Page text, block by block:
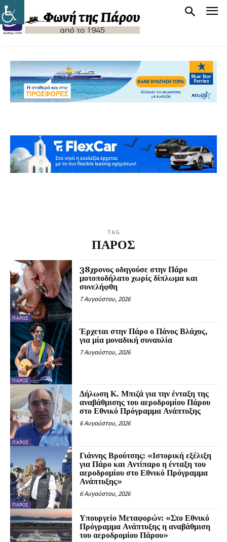
TAG
ΠΑΡΟΣ
ΠΆΡΟΣ
38χρονος οδηγούσε στην Πάρο
μοτοποδήλατο χωρίς δίπλωμα και
συνελήφθη
7 Αυγούστου, 2026
ΠΆΡΟΣ
Έρχεται στην Πάρο ο Πάνος Βλάχος,
για μία μοναδική συναυλία
7 Αυγούστου, 2026
ΠΆΡΟΣ
Δήλωση Κ. Μπιζά για την ένταξη της
αναβάθμισης του αεροδρομίου Πάρου
στο Εθνικό Πρόγραμμα Ανάπτυξης
6 Αυγούστου, 2026
ΠΆΡΟΣ
Γιάννης Βρούτσης: «Ιστορική εξέλιξη
για Πάρο και Αντίπαρο η ένταξη του
αεροδρομίου στο Εθνικό Πρόγραμμα
Ανάπτυξης»
6 Αυγούστου, 2026
Υπουργείο Μεταφορών: «Στο Εθνικό
Πρόγραμμα Ανάπτυξης η αναβάθμιση
του αεροδρομίου Πάρου»